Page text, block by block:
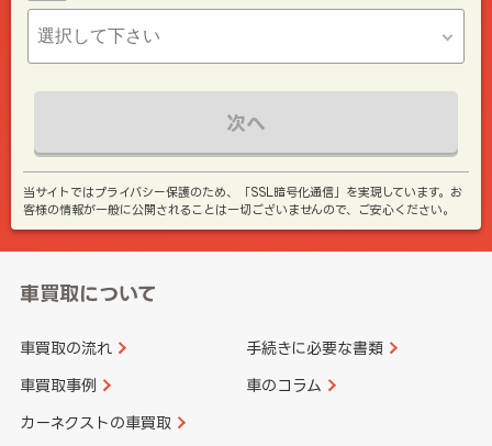
次へ
当サイトではプライバシー保護のため、「SSL暗号化通信」を実現しています。お
客様の情報が一般に公開されることは一切ございませんので、ご安心ください。
車買取について
車買取の流れ 手続きに必要な書類
車買取事例 車のコラム
カーネクストの車買取